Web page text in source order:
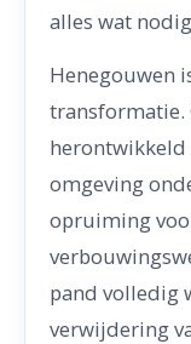
alles wat
Henegouwen
herontwikkeld
omgeving
opruiming
pand volledig
verwijdering